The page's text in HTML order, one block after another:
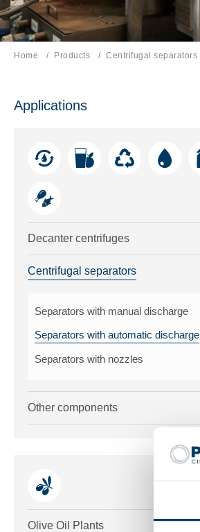
Home Products Centrifugal separators
Applications
Decanter centrifuges
Centrifugal separators
Separators with manual discharge
Separators with automatic discharge
Separators with nozzles
Other components
Olive Oil Plants